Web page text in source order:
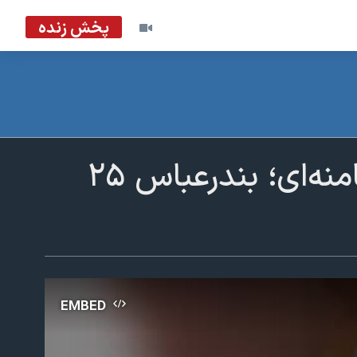
پخش زنده
تجمع شبانه معترضان و شعار مرگ بر خامنه‌ای؛ بندرعباس ۲۵
EMBED